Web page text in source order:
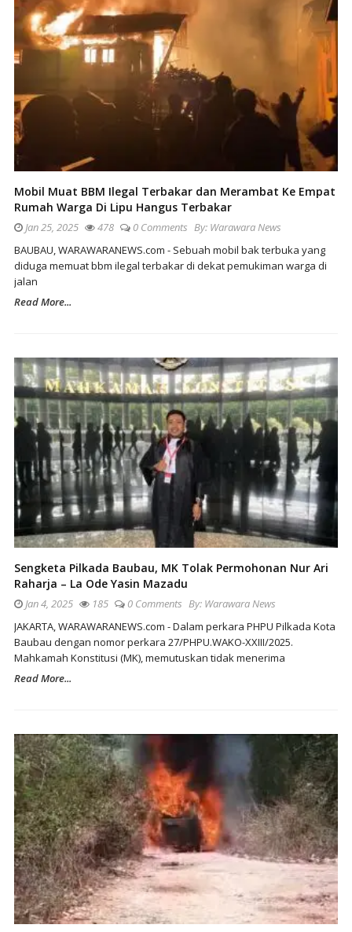
Mobil Muat BBM Ilegal Terbakar dan Merambat Ke Empat
Rumah Warga Di Lipu Hangus Terbakar
Jan 25, 2025 478 0 Comments By: Warawara News
BAUBAU, WARAWARANEWS.com - Sebuah mobil bak terbuka yang
diduga memuat bbm ilegal terbakar di dekat pemukiman warga di
jalan
Read More...
Sengketa Pilkada Baubau, MK Tolak Permohonan Nur Ari
Raharja – La Ode Yasin Mazadu
Jan 4, 2025 185 0 Comments By: Warawara News
JAKARTA, WARAWARANEWS.com - Dalam perkara PHPU Pilkada Kota
Baubau dengan nomor perkara 27/PHPU.WAKO-XXIII/2025.
Mahkamah Konstitusi (MK), memutuskan tidak menerima
Read More...